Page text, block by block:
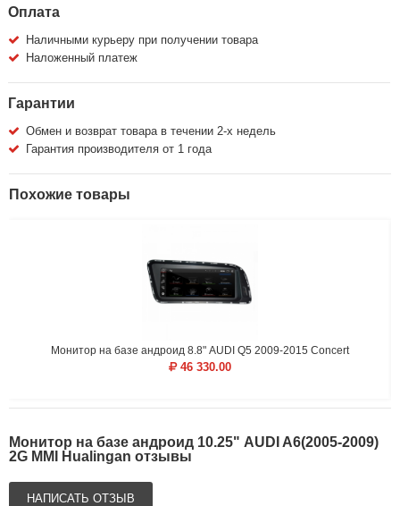
Оплата
Наличными курьеру при получении товара
Наложенный платеж
Гарантии
Обмен и возврат товара в течении 2-х недель
Гарантия производителя от 1 года
Похожие товары
Монитор на базе андроид 8.8" AUDI Q5 2009-2015 Concert
46 330.00
Монитор на базе андроид 10.25" AUDI A6(2005-2009)
2G MMI Hualingan отзывы
НАПИСАТЬ ОТЗЫВ